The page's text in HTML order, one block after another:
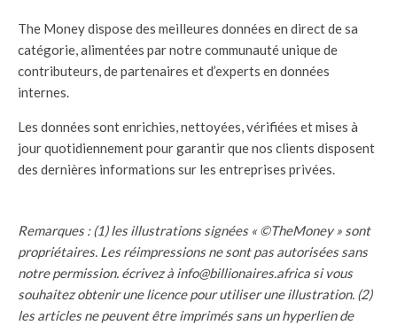
The Money dispose des meilleures données en direct de sa
catégorie, alimentées par notre communauté unique de
contributeurs, de partenaires et d’experts en données
internes.
Les données sont enrichies, nettoyées, vérifiées et mises à
jour quotidiennement pour garantir que nos clients disposent
des dernières informations sur les entreprises privées.
Remarques : (1) les illustrations signées « ©TheMoney » sont
propriétaires. Les réimpressions ne sont pas autorisées sans
notre permission. écrivez à info@billionaires.africa si vous
souhaitez obtenir une licence pour utiliser une illustration. (2)
les articles ne peuvent être imprimés sans un hyperlien de